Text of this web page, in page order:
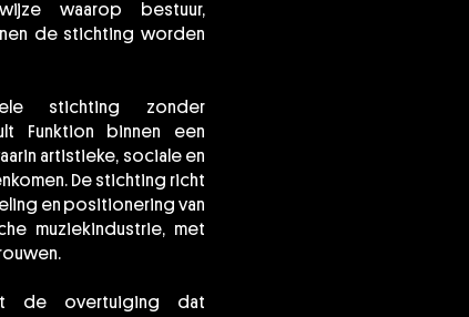
waarop bestuur,
de stichting worden
stichting zonder
Funktion binnen een
artistieke, sociale en
De stichting richt
en positionering van
muziekindustrie, met
de overtuiging dat